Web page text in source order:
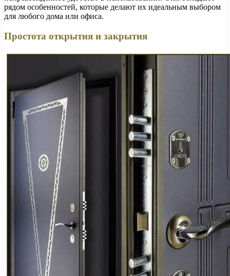
рядом особенностей, которые делают их идеальным выбором
для любого дома или офиса.
Простота открытия и закрытия